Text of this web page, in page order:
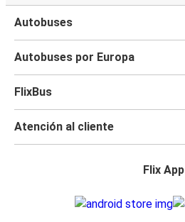
Autobuses
Autobuses por Europa
FlixBus
Atención al cliente
Flix App